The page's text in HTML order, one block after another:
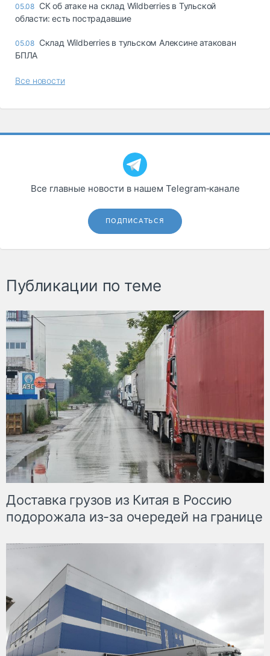
05.08 СК об атаке на склад Wildberries в Тульской
области: есть пострадавшие
05.08 Склад Wildberries в тульском Алексине атакован
БПЛА
Все новости
Все главные новости в нашем Telegram‑канале
ПОДПИСАТЬСЯ
Публикации по теме
Доставка грузов из Китая в Россию
подорожала из-за очередей на границе